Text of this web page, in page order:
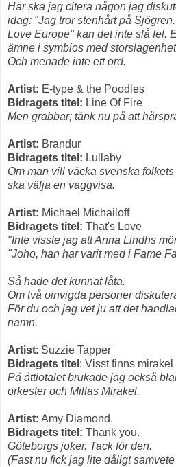
Här ska jag citera någon jag
idag: "Jag tror stenhårt på
Love Europe" kan det inte slå fel.
ämne i symbios med
Och menade inte ett ord.
Artist: E-type & the Poodles
Bidragets titel: Line Of Fire
Men grabbar; tänk nu på att
Artist: Brandur
Bidragets titel: Lullaby
Om man vill väcka svenska
ska välja en vaggvisa.
Artist: Michael Michailoff
Bidragets titel: That's Love
"Inte visste jag att Anna Lindhs
"Joho, han har varit med i Fame
Så hade det kunnat låta.
Om två oinvigda personer
För du och jag vet ju att det
namn.
Artist: Suzzie Tapper
Bidragets titel : Visst finns mirakel
På åttiotalet brukade jag också
orkester och Millas Mirakel.
Artist: Amy Diamond.
Bidragets titel: Thank you.
Göteborgs joker. Tack för den.
(Fast nu fick jag lite dåligt